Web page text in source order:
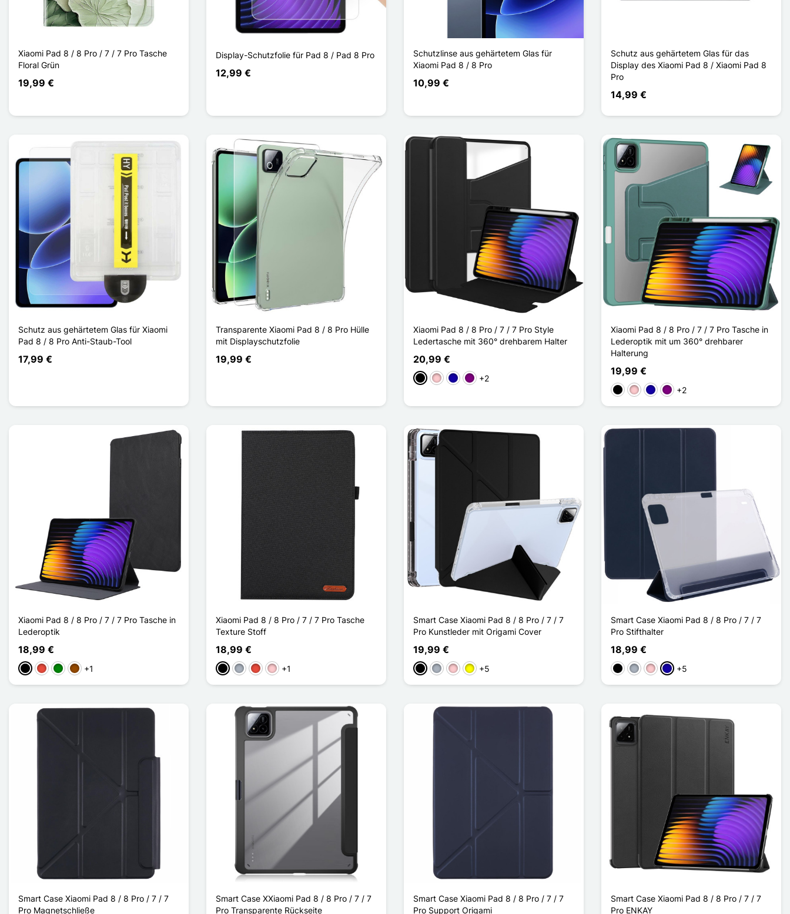
Xiaomi Pad 8 / 8 Pro / 7 / 7 Pro Tasche
Floral Grün
19,99 €
Display-Schutzfolie für Pad 8 / Pad 8 Pro
12,99 €
Schutzlinse aus gehärtetem Glas für
Xiaomi Pad 8 / 8 Pro
10,99 €
Schutz aus gehärtetem Glas für das
Display des Xiaomi Pad 8 / Xiaomi Pad 8
Pro
14,99 €
Schutz aus gehärtetem Glas für Xiaomi
Pad 8 / 8 Pro Anti-Staub-Tool
17,99 €
Transparente Xiaomi Pad 8 / 8 Pro Hülle
mit Displayschutzfolie
19,99 €
Xiaomi Pad 8 / 8 Pro / 7 / 7 Pro Style
Ledertasche mit 360° drehbarem Halter
20,99 €
Schwarz
PinkDunkelblau
Violett
+2
Xiaomi Pad 8 / 8 Pro / 7 / 7 Pro Tasche in
Lederoptik mit um 360° drehbarer
Halterung
19,99 €
Schwarz
PinkDunkelblau
Violett
+2
Xiaomi Pad 8 / 8 Pro / 7 / 7 Pro Tasche in
Lederoptik
18,99 €
Schwarz
Rot GrünBraun
+1
Xiaomi Pad 8 / 8 Pro / 7 / 7 Pro Tasche
Texture Stoff
18,99 €
Schwarz
GrauRot Pink+1
Smart Case Xiaomi Pad 8 / 8 Pro / 7 / 7
Pro Kunstleder mit Origami Cover
19,99 €
Schwarz
GrauPinkGelb+5
Smart Case Xiaomi Pad 8 / 8 Pro / 7 / 7
Pro Stifthalter
18,99 €
Schwarz
GrauPinkDunkelblau
+5
Smart Case Xiaomi Pad 8 / 8 Pro / 7 / 7
Pro Magnetschließe
Smart Case XXiaomi Pad 8 / 8 Pro / 7 / 7
Pro Transparente Rückseite
Smart Case Xiaomi Pad 8 / 8 Pro / 7 / 7
Pro Support Origami
Smart Case Xiaomi Pad 8 / 8 Pro / 7 / 7
Pro ENKAY